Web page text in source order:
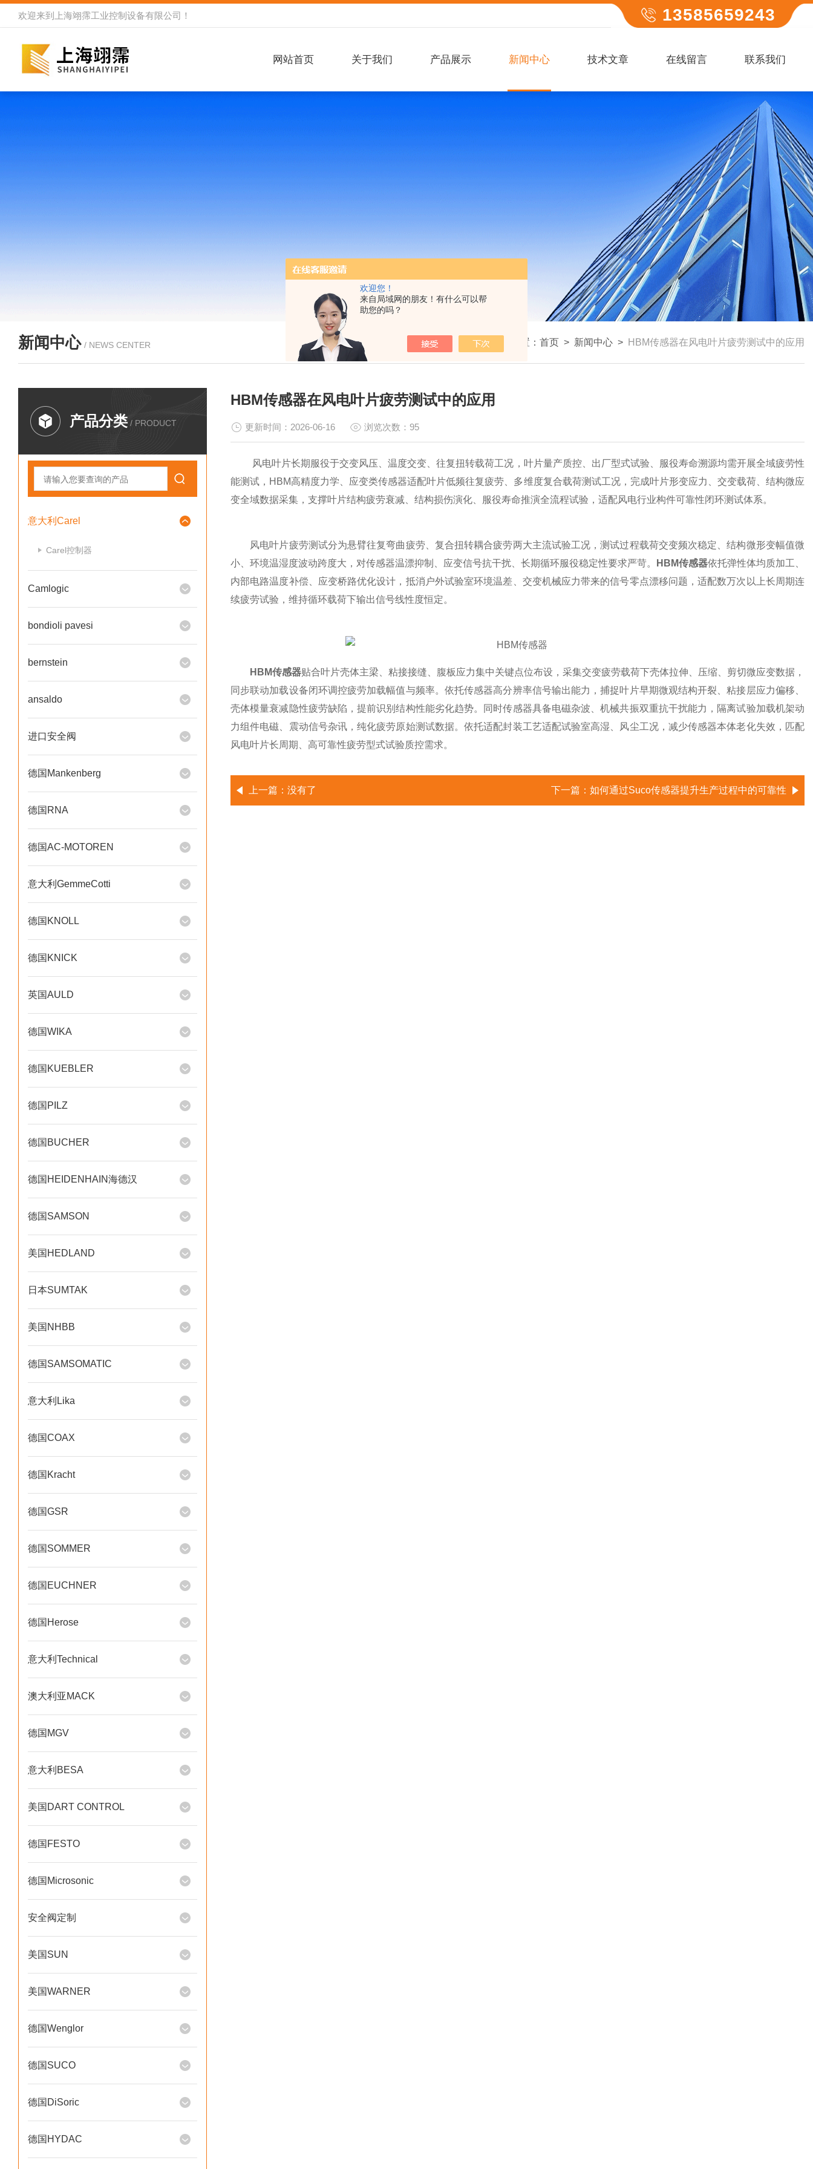
欢迎您！
来自局域网的朋友！有什么可以帮
助您的吗？
欢迎来到 上海翊霈工业控制设备有限公司 ！ 13585659243
网站首页 关于我们 产品展示 新闻中心 技术文章 在线留言 联系我们
新闻中心 / NEWS CENTER 我的位置： 首页 > 新闻中心 > HBM传感器在风电叶片疲劳测试中的应用
产品分类 / PRODUCT
意大利Carel
Carel控制器
Camlogic
bondioli pavesi
bernstein
ansaldo
进口安全阀
德国Mankenberg
德国RNA
德国AC-MOTOREN
意大利GemmeCotti
德国KNOLL
德国KNICK
英国AULD
德国WIKA
德国KUEBLER
德国PILZ
德国BUCHER
德国HEIDENHAIN海德汉
德国SAMSON
美国HEDLAND
日本SUMTAK
美国NHBB
德国SAMSOMATIC
意大利Lika
德国COAX
德国Kracht
德国GSR
德国SOMMER
德国EUCHNER
德国Herose
意大利Technical
澳大利亚MACK
德国MGV
意大利BESA
美国DART CONTROL
德国FESTO
德国Microsonic
安全阀定制
美国SUN
美国WARNER
德国Wenglor
德国SUCO
德国DiSoric
德国HYDAC
HBM传感器在风电叶片疲劳测试中的应用
更新时间：2026-06-16 浏览次数：95
风电叶片长期服役于交变风压、温度交变、往复扭转载荷工况，叶片量产质控、出厂型式试验、服役寿命溯源均需开展全域疲劳性
能测试，HBM高精度力学、应变类传感器适配叶片低频往复疲劳、多维度复合载荷测试工况，完成叶片形变应力、交变载荷、结构微应
变全域数据采集，支撑叶片结构疲劳衰减、结构损伤演化、服役寿命推演全流程试验，适配风电行业构件可靠性闭环测试体系。
风电叶片疲劳测试分为悬臂往复弯曲疲劳、复合扭转耦合疲劳两大主流试验工况，测试过程载荷交变频次稳定、结构微形变幅值微
小、环境温湿度波动跨度大，对传感器温漂抑制、应变信号抗干扰、长期循环服役稳定性要求严苛。
HBM传感器依托弹性体均质加工、
内部电路温度补偿、应变桥路优化设计，抵消户外试验室环境温差、交变机械应力带来的信号零点漂移问题，适配数万次以上长周期连
续疲劳试验，维持循环载荷下输出信号线性度恒定。
HBM传感器贴合叶片壳体主梁、粘接接缝、腹板应力集中关键点位布设，采集交变疲劳载荷下壳体拉伸、压缩、剪切微应变数据，
同步联动加载设备闭环调控疲劳加载幅值与频率。依托传感器高分辨率信号输出能力，捕捉叶片早期微观结构开裂、粘接层应力偏移、
壳体模量衰减隐性疲劳缺陷，提前识别结构性能劣化趋势。同时传感器具备电磁杂波、机械共振双重抗干扰能力，隔离试验加载机架动
力组件电磁、震动信号杂讯，纯化疲劳原始测试数据。依托适配封装工艺适配试验室高湿、风尘工况，减少传感器本体老化失效，匹配
风电叶片长周期、高可靠性疲劳型式试验质控需求。
上一篇：没有了 下一篇： 如何通过Suco传感器提升生产过程中的可靠性